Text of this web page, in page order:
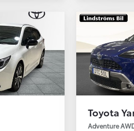
Från 350 900 kr
Från 3 450 kr/
Easy Billån
Nya GR GT
The soul lives on
Toyota
Adventure